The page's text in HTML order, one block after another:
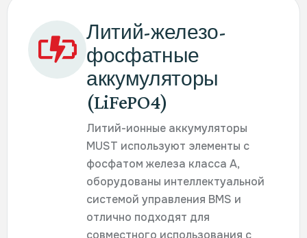
Литий-железо-
фосфатные
аккумуляторы
(LiFePO4)
Литий-ионные аккумуляторы
MUST используют элементы с
фосфатом железа класса А,
оборудованы интеллектуальной
системой управления BMS и
отлично подходят для
совместного использования с